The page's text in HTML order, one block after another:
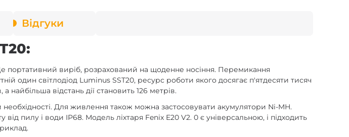
Відгуки
портативний виріб, розрахований на щоденне носіння. Перемикання
один світлодіод Luminus SST20, ресурс роботи якого досягає п'ятдесяти тисяч
відстань дії становить 126 метрів.
Для живлення також можна застосовувати акумулятори Ni-MH.
пилу і води IP68. Модель ліхтаря Fenix E20 V2. 0 є універсальною, і підходить